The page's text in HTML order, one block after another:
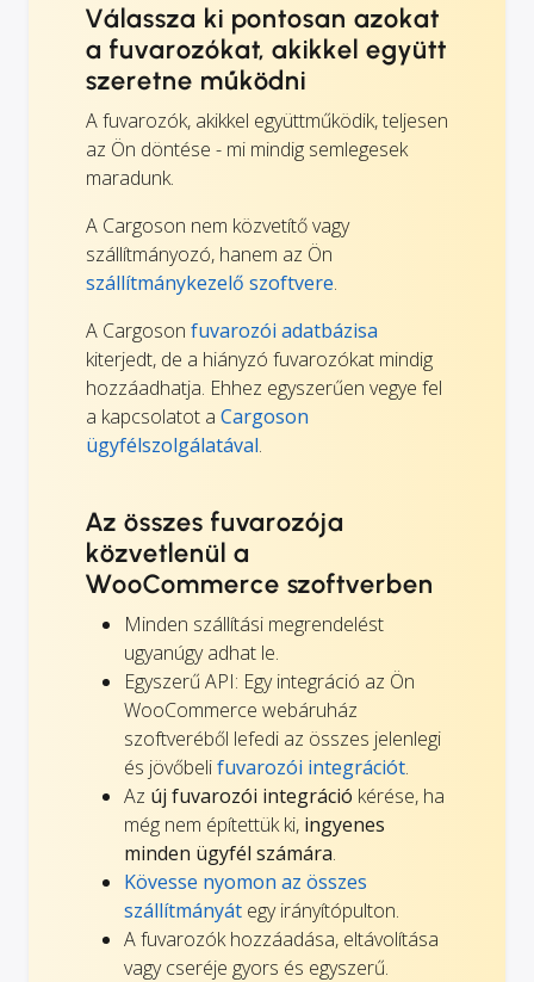
Válassza ki pontosan azokat
a fuvarozókat, akikkel együtt
szeretne működni
A fuvarozók, akikkel együttműködik, teljesen
az Ön döntése - mi mindig semlegesek
maradunk.
A Cargoson nem közvetítő vagy
szállítmányozó, hanem az Ön
szállítmánykezelő szoftvere.
A Cargoson fuvarozói adatbázisa
kiterjedt, de a hiányzó fuvarozókat mindig
hozzáadhatja. Ehhez egyszerűen vegye fel
a kapcsolatot a Cargoson
ügyfélszolgálatával.
Az összes fuvarozója
közvetlenül a
WooCommerce szoftverben
Minden szállítási megrendelést
ugyanúgy adhat le.
Egyszerű API: Egy integráció az Ön
WooCommerce webáruház
szoftveréből lefedi az összes jelenlegi
és jövőbelifuvarozói integrációt.
Az új fuvarozói integráció kérése, ha
még nem építettük ki, ingyenes
minden ügyfél számára.
Kövesse nyomon az összes
szállítmányát egy irányítópulton.
A fuvarozók hozzáadása, eltávolítása
vagy cseréje gyors és egyszerű.